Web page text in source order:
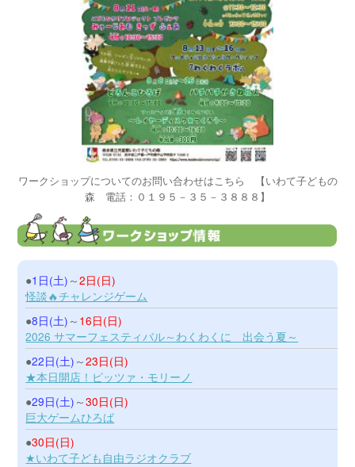
ワークショップについてのお問い合わせはこちら 【いわて子どもの
森 電話：０１９５－３５－３８８８】
●1日(土) ～2日(日)
怪談🔥チャレンジゲーム
●8日(土) ～ 16日(日)
2026 サマーフェスティバル～わくわくに 出会う夏～
●22日(土) ～23日(日)
★本日開店！ピッツァ・モリーノ
●29日(土) ～30日(日)
巨大ゲームひろば
●30日(日)
★いわて子ども自由ラジオクラブ